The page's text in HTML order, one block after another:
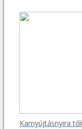
Karnyújtásnyira